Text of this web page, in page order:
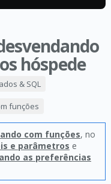
hóspede
& SQL
funções
com funções, no
e parâmetros e
as preferências